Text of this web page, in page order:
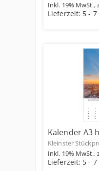
Inkl. 19% MwSt.,
Lieferzeit: 5 - 7
Kalender A3
Kleinster
Inkl. 19% MwSt.,
Lieferzeit: 5 - 7